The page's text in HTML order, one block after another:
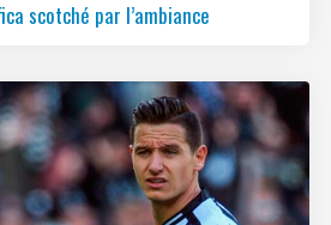
scotché par l’ambiance